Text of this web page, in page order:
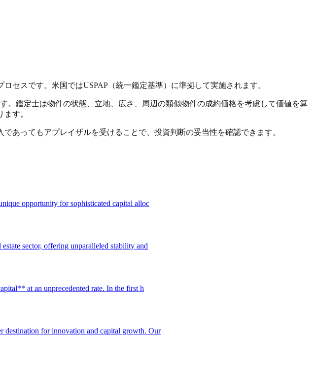
セスです。米国ではUSPAP（統一鑑定基準）に準拠して実施されます。
鑑定士は物件の状態、立地、広さ、周辺の類似物件の成約価格を考慮して価値を算
す。
あってもアプレイザルを受けることで、投資判断の妥当性を確認できます。
opportunity for sophisticated capital alloc
sector, offering unparalleled stability and
at an unprecedented rate. In the first h
destination for innovation and capital growth. Our